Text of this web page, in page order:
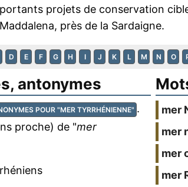
projets de conservation
près de la Sardaigne.
D E F G H I J K L M N O
antonymes
POUR "MER TYRRHÉNIENNE" .
proche) de "mer
mer
mer
mer
mer